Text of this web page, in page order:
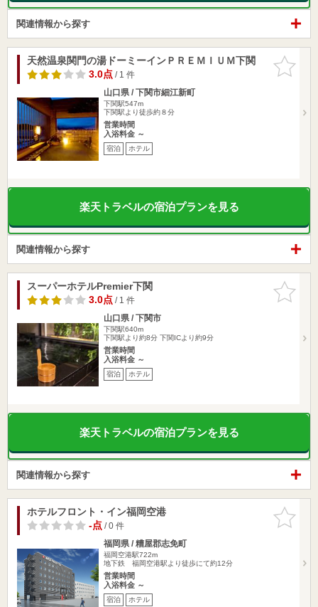
関連情報から探す
お気に入
りに追加
天然温泉関門の湯ドーミーインＰＲＥＭＩＵＭ下関
3.0点/ 1 件
山口県 / 下関市細江新町
下関駅547m
下関駅より徒歩約８分
営業時間
入浴料金 ～
宿泊 ホテル
楽天トラベルの宿泊プランを見る
関連情報から探す
お気に入
りに追加
スーパーホテルPremier下関
3.0点/ 1 件
山口県 / 下関市
下関駅640m
下関駅より約8分 下関ICより約9分
営業時間
入浴料金 ～
宿泊 ホテル
楽天トラベルの宿泊プランを見る
関連情報から探す
お気に入
りに追加
ホテルフロント・イン福岡空港
-点/ 0 件
福岡県 / 糟屋郡志免町
福岡空港駅722m
地下鉄 福岡空港駅より徒歩にて約12分
営業時間
入浴料金 ～
宿泊 ホテル